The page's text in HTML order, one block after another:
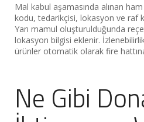
Mal kabul aşamasında alınan
kodu, tedarikçisi, lokasyon ve raf
Yarı mamul oluşturulduğunda
lokasyon bilgisi eklenir.
ürünler otomatik olarak fire
Ne Gibi